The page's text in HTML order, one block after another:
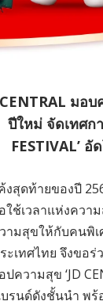
มอ
ปีใหม่ จัดเทศก
FESTIVAL’
สุดท้ายของปี
ใช้เวลาแห่งคว
สุขให้กับคนพิเ
เทศไทย จึงขอ
มสุข ‘JD
รนด์ดังชั้นนำ พ